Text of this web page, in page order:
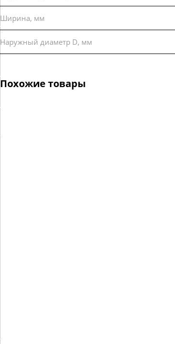
Ширина, мм
Наружный диаметр D, мм
Похожие товары